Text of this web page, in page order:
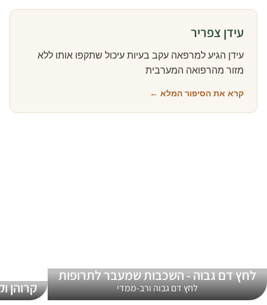
עידן צפריר
עידן הגיע למרפאה עקב בעיות עיכול שתקפו אותו ללא
מזור מהרפואה המערבית
קרא את הסיפור המלא ←
לחץ דם גבוה - השכבות שמעבר לתרופות
לחץ דם גבוה ורב-ממדי קרוהן